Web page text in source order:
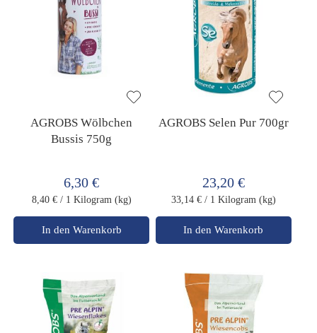
AGROBS Wölbchen
Bussis 750g
6,30 €
8,40 € / 1 Kilogram (kg)
In den Warenkorb
AGROBS Selen Pur 700gr
23,20 €
33,14 € / 1 Kilogram (kg)
In den Warenkorb